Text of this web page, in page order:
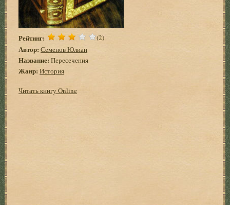
Рейтинг: (2)
Автор: Семенов Юлиан
Название: Пересечения
Жанр: История
Читать книгу Online